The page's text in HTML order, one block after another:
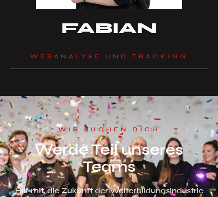
FABIAN
WEBANALYSE UND TRACKING
WIR SUCHEN DICH
Werde Teil unseres
Teams
Hilf mit, die Zukunft der Weiterbildungsindustrie